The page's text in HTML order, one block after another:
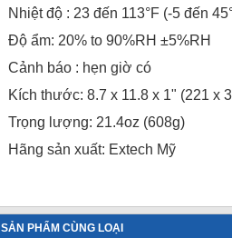
Nhiệt độ : 23 đến 113°F (-5 đến
Độ ẩm: 20% to 90%RH ±5%RH
Cảnh báo : hẹn giờ có
Kích thước: 8.7 x 11.8 x 1" (221 x
Trọng lượng: 21.4oz (608g)
Hãng sản xuất: Extech Mỹ
SẢN PHẨM CÙNG LOẠI